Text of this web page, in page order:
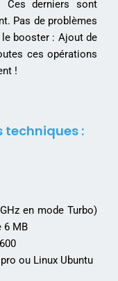
Ces derniers sont
Pas de problèmes
booster : Ajout de
ces opérations
!
techniques :
en mode Turbo)
6 MB
ou Linux Ubuntu